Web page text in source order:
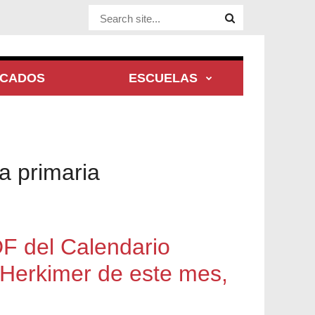
Website Site
ESCUELAS
primaria
del Calendario
de este mes,